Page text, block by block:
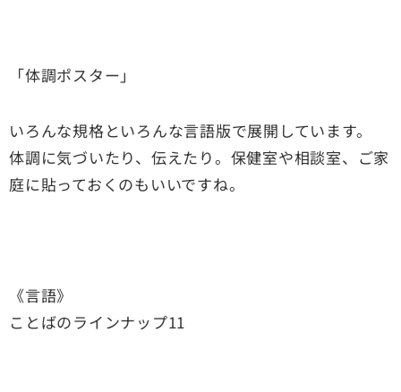
「体調ポスター」
いろんな規格といろんな言語版で展開しています。
体調に気づいたり、伝えたり。保健室や相談室、ご家
庭に貼っておくのもいいですね。
《言語》
ことばのラインナップ11